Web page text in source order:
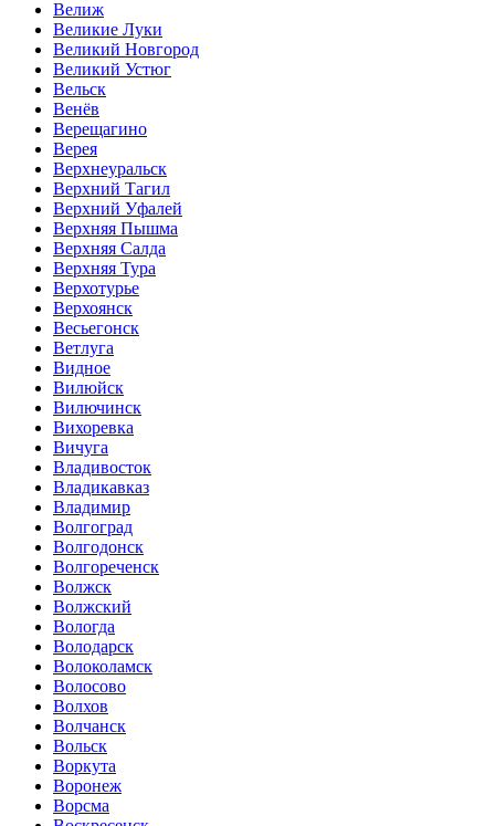
Велиж
Великие Луки
Великий Новгород
Великий Устюг
Вельск
Венёв
Верещагино
Верея
Верхнеуральск
Верхний Тагил
Верхний Уфалей
Верхняя Пышма
Верхняя Салда
Верхняя Тура
Верхотурье
Верхоянск
Весьегонск
Ветлуга
Видное
Вилюйск
Вилючинск
Вихоревка
Вичуга
Владивосток
Владикавказ
Владимир
Волгоград
Волгодонск
Волгореченск
Волжск
Волжский
Вологда
Володарск
Волоколамск
Волосово
Волхов
Волчанск
Вольск
Воркута
Воронеж
Ворсма